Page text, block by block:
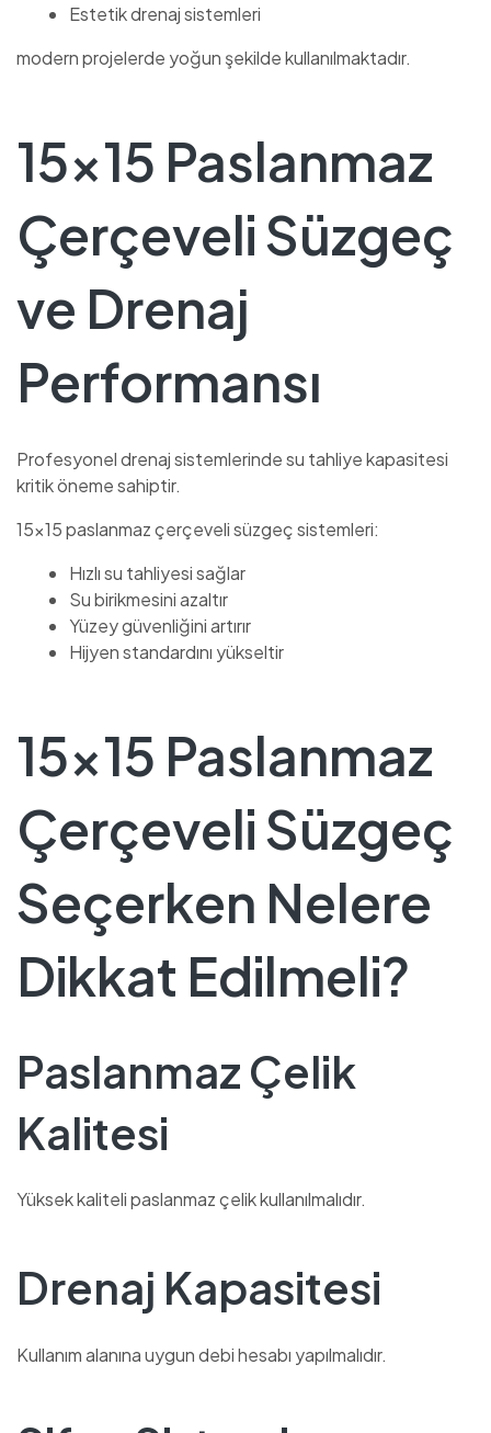
Estetik drenaj sistemleri
modern projelerde yoğun şekilde kullanılmaktadır.
15×15 Paslanmaz
Çerçeveli Süzgeç
ve Drenaj
Performansı
Profesyonel drenaj sistemlerinde su tahliye kapasitesi
kritik öneme sahiptir.
15×15 paslanmaz çerçeveli süzgeç sistemleri:
Hızlı su tahliyesi sağlar
Su birikmesini azaltır
Yüzey güvenliğini artırır
Hijyen standardını yükseltir
15×15 Paslanmaz
Çerçeveli Süzgeç
Seçerken Nelere
Dikkat Edilmeli?
Paslanmaz Çelik
Kalitesi
Yüksek kaliteli paslanmaz çelik kullanılmalıdır.
Drenaj Kapasitesi
Kullanım alanına uygun debi hesabı yapılmalıdır.